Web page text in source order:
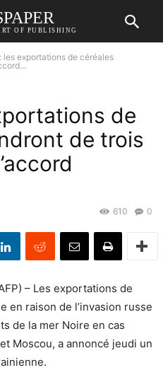
OF PUBLISHING
les exportations de céréales
de
de trois
0
610
– Les exportations de
en raison de l’invasion russe
de la mer Noire en cas
Moscou, a annoncé jeudi un